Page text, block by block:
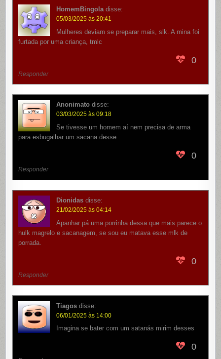
HomemBingola disse:
05/03/2025 às 20:41
Mulheres deviam se preparar mais, slk. A mina foi
furtada por uma criança, tmlc
0
Responder
Anonimato disse:
03/03/2025 às 09:18
Se tivesse um homem aí nem precisa de arma
para esbugalhar um sacana desse
0
Responder
Dionidas disse:
21/02/2025 às 04:14
Apanhar pá uma porrinha dessa que mais parece o
hulk magrelo e sacanagem, se sou eu matava esse mlk de
porrada.
0
Responder
Tiagos disse:
06/01/2025 às 14:00
Imagina se bater com um satanás mirim desses
0